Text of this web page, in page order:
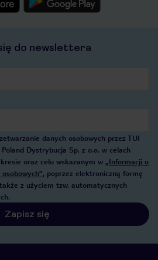
do newslettera
danych osobowych przez TUI
Dystrybucja Sp. z o.o. w celach
oraz celu wskazanym w „Informacji o
, poprzez elektroniczną formę
z użyciem tzw. automatycznych
Zapisz się